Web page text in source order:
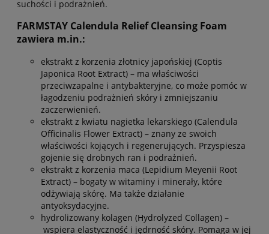
suchości i podrażnień.
FARMSTAY Calendula Relief Cleansing Foam
zawiera m.in.:
ekstrakt z korzenia złotnicy japońskiej (Coptis
Japonica Root Extract) – ma właściwości
przeciwzapalne i antybakteryjne, co może pomóc w
łagodzeniu podrażnień skóry i zmniejszaniu
zaczerwienień.
ekstrakt z kwiatu nagietka lekarskiego (Calendula
Officinalis Flower Extract) – znany ze swoich
właściwości kojących i regenerujących. Przyspiesza
gojenie się drobnych ran i podrażnień.
ekstrakt z korzenia maca (Lepidium Meyenii Root
Extract) – bogaty w witaminy i minerały, które
odżywiają skórę. Ma także działanie
antyoksydacyjne.
hydrolizowany kolagen (Hydrolyzed Collagen) –
wspiera elastyczność i jędrność skóry. Pomaga w jej